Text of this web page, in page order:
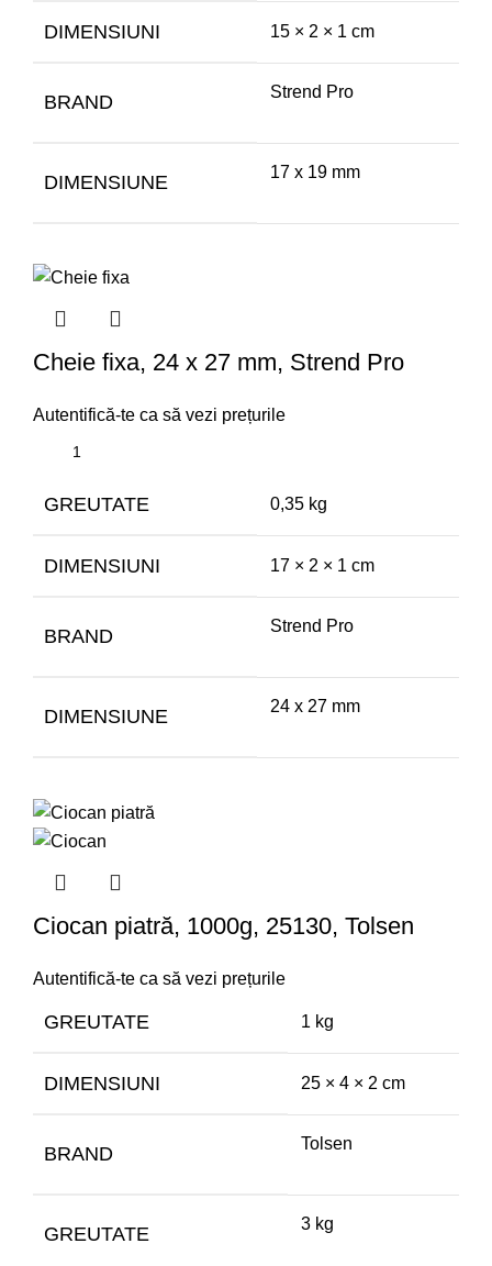
DIMENSIUNI 15 × 2 × 1 cm
BRAND Strend Pro
DIMENSIUNE 17 x 19 mm
Cheie fixa, 24 x 27 mm, Strend Pro
Autentifică-te ca să vezi prețurile
GREUTATE 0,35 kg
DIMENSIUNI 17 × 2 × 1 cm
BRAND Strend Pro
DIMENSIUNE 24 x 27 mm
Ciocan piatră, 1000g, 25130, Tolsen
Autentifică-te ca să vezi prețurile
GREUTATE 1 kg
DIMENSIUNI 25 × 4 × 2 cm
BRAND Tolsen
GREUTATE 3 kg